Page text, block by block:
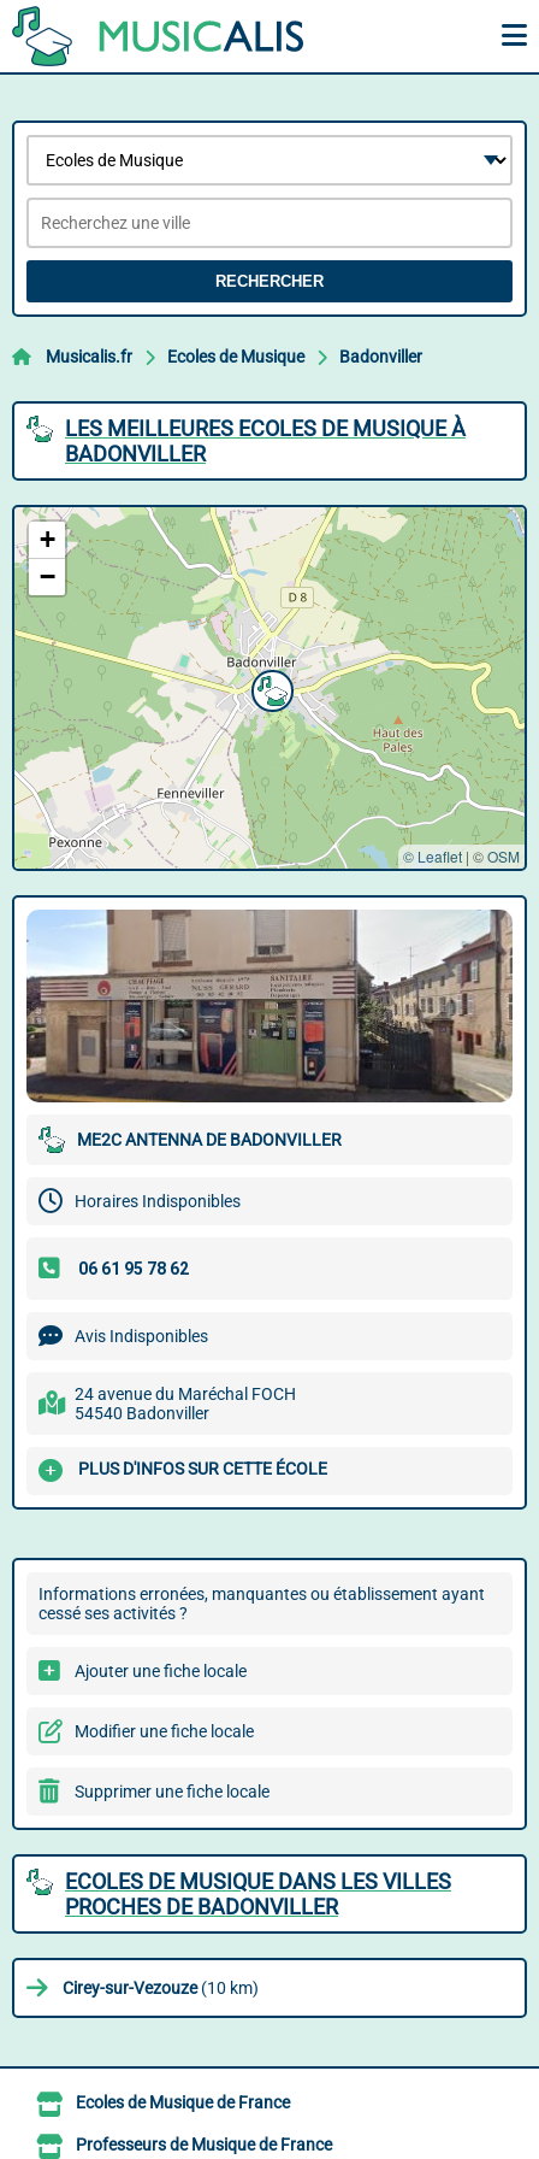
RECHERCHER
Musicalis.fr Ecoles de Musique Badonviller
LES MEILLEURES ECOLES DE MUSIQUE À
BADONVILLER
+
−
© Leaflet | ©OSM
ME2C ANTENNA DE BADONVILLER
Horaires Indisponibles
Avis Indisponibles
24 avenue du Maréchal FOCH
54540 Badonviller
PLUS D'INFOS SUR CETTE ÉCOLE
Informations erronées, manquantes ou établissement ayant
cessé ses activités ?
Ajouter une fiche locale
Modifier une fiche locale
Supprimer une fiche locale
ECOLES DE MUSIQUE DANS LES VILLES
PROCHES DE BADONVILLER
Cirey-sur-Vezouze(10 km)
Ecoles de Musique de France
Professeurs de Musique de France